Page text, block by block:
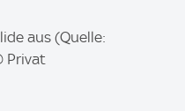
aus (Quelle:
Privat